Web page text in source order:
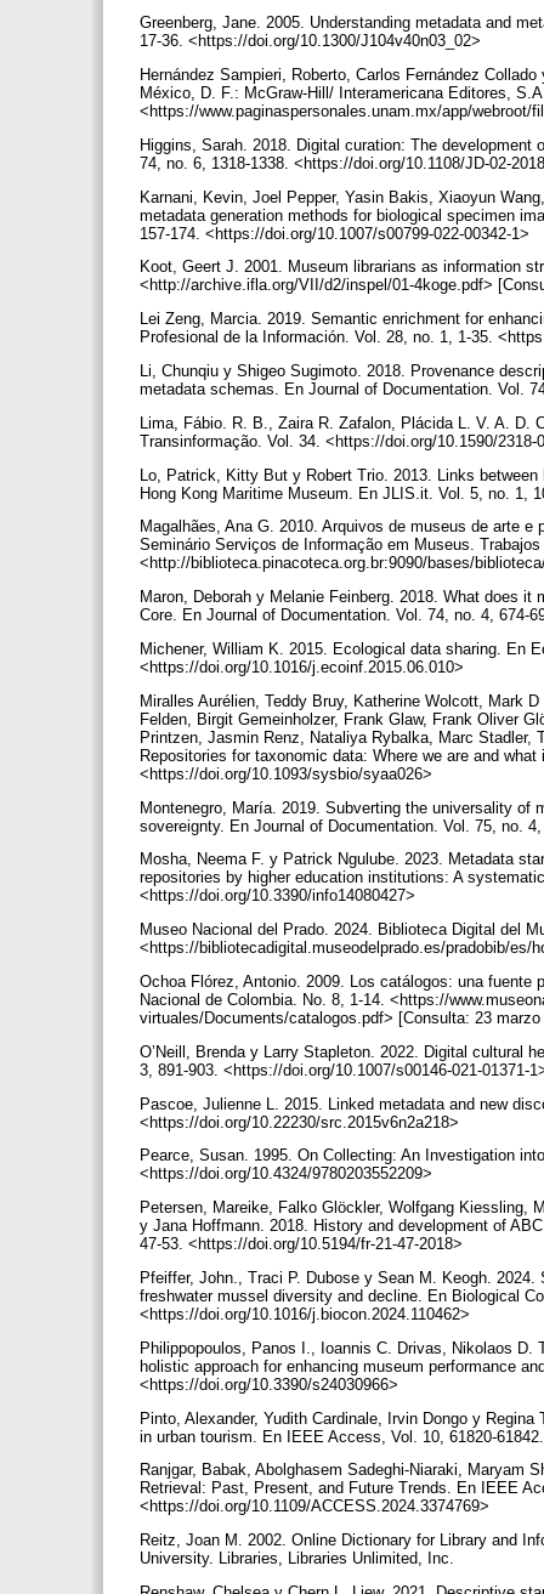
Greenberg, Jane. 2005. Understanding metadata and
17-36. <https://doi.org/10.1300/J104v40n03_02>
Hernández Sampieri, Roberto, Carlos Fernández
México, D. F.: McGraw-Hill/ Interamericana Editores,
<https://www.paginaspersonales.unam.mx/app/
Higgins, Sarah. 2018. Digital curation: The
74, no. 6, 1318-1338. <https://doi.org/10.1108/JD-02-
Karnani, Kevin, Joel Pepper, Yasin Bakis, Xiaoyun
metadata generation methods for biological specimen
157-174. <https://doi.org/10.1007/s00799-022-00342-1>
Koot, Geert J. 2001. Museum librarians as information
<http://archive.ifla.org/VII/d2/inspel/01-4koge.pdf>
Lei Zeng, Marcia. 2019. Semantic enrichment for
Profesional de la Información. Vol. 28, no. 1, 1-35.
Li, Chunqiu y Shigeo Sugimoto. 2018. Provenance
metadata schemas. En Journal of Documentation. Vol.
Lima, Fábio. R. B., Zaira R. Zafalon, Plácida L. V. A.
Transinformação. Vol. 34. <https://doi.org/10.1590/2318-
Lo, Patrick, Kitty But y Robert Trio. 2013. Links
Hong Kong Maritime Museum. En JLIS.it. Vol. 5, no. 1,
Magalhães, Ana G. 2010. Arquivos de museus de arte
Seminário Serviços de Informação em Museus.
<http://biblioteca.pinacoteca.org.br:9090/bases/
Maron, Deborah y Melanie Feinberg. 2018. What does
Core. En Journal of Documentation. Vol. 74, no. 4, 674-
Michener, William K. 2015. Ecological data sharing. En
<https://doi.org/10.1016/j.ecoinf.2015.06.010>
Miralles Aurélien, Teddy Bruy, Katherine Wolcott, Mark
Felden, Birgit Gemeinholzer, Frank Glaw, Frank Oliver
Printzen, Jasmin Renz, Nataliya Rybalka, Marc Stadler,
Repositories for taxonomic data: Where we are and
<https://doi.org/10.1093/sysbio/syaa026>
Montenegro, María. 2019. Subverting the universality of
sovereignty. En Journal of Documentation. Vol. 75, no.
Mosha, Neema F. y Patrick Ngulube. 2023. Metadata
repositories by higher education institutions: A
<https://doi.org/10.3390/info14080427>
Museo Nacional del Prado. 2024. Biblioteca Digital del
<https://bibliotecadigital.museodelprado.es/pradobib/es/
Ochoa Flórez, Antonio. 2009. Los catálogos: una fuente
Nacional de Colombia. No. 8, 1-14. <https://
virtuales/Documents/catalogos.pdf> [Consulta: 23
O’Neill, Brenda y Larry Stapleton. 2022. Digital cultural
3, 891-903. <https://doi.org/10.1007/s00146-021-01371-
Pascoe, Julienne L. 2015. Linked metadata and new
<https://doi.org/10.22230/src.2015v6n2a218>
Pearce, Susan. 1995. On Collecting: An Investigation
<https://doi.org/10.4324/9780203552209>
Petersen, Mareike, Falko Glöckler, Wolfgang Kiessling,
y Jana Hoffmann. 2018. History and development of
47-53. <https://doi.org/10.5194/fr-21-47-2018>
Pfeiffer, John., Traci P. Dubose y Sean M. Keogh.
freshwater mussel diversity and decline. En Biological
<https://doi.org/10.1016/j.biocon.2024.110462>
Philippopoulos, Panos I., Ioannis C. Drivas, Nikolaos
holistic approach for enhancing museum performance
<https://doi.org/10.3390/s24030966>
Pinto, Alexander, Yudith Cardinale, Irvin Dongo y
in urban tourism. En IEEE Access, Vol. 10, 61820-
Ranjgar, Babak, Abolghasem Sadeghi-Niaraki, Maryam
Retrieval: Past, Present, and Future Trends. En IEEE
<https://doi.org/10.1109/ACCESS.2024.3374769>
Reitz, Joan M. 2002. Online Dictionary for Library and
University. Libraries, Libraries Unlimited, Inc.